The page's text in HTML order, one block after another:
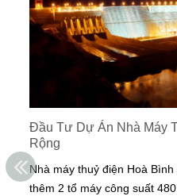
Đầu Tư Dự Án Nhà Máy
Rộng
Nhà máy thuỷ điện Hoà
thêm 2 tổ máy công suất